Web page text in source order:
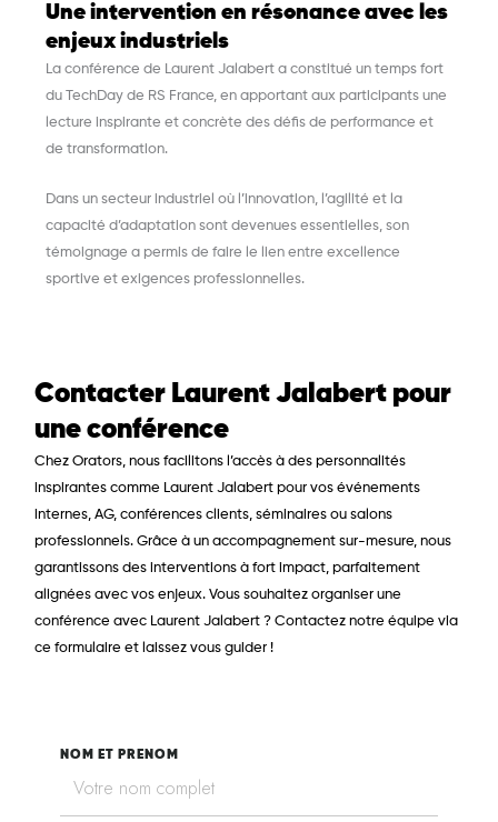
Une intervention en résonance avec les
enjeux industriels
La conférence de Laurent Jalabert a constitué un temps fort
du TechDay de RS France, en apportant aux participants une
lecture inspirante et concrète des défis de performance et
de transformation.
Dans un secteur industriel où l’innovation, l’agilité et la
capacité d’adaptation sont devenues essentielles, son
témoignage a permis de faire le lien entre excellence
sportive et exigences professionnelles.
Contacter Laurent Jalabert pour
une conférence
ChezOrators, nous facilitons l’accès à des personnalités
inspirantes comme Laurent Jalabert pour vos événements
internes, AG, conférences clients, séminaires ou salons
professionnels. Grâce à un accompagnement sur-mesure, nous
garantissons des interventions à fort impact, parfaitement
alignées avec vos enjeux. Vous souhaitez organiser une
conférence avec Laurent Jalabert ? Contactez notre équipe via
ce formulaire et laissez vous guider !
NOM ET PRENOM